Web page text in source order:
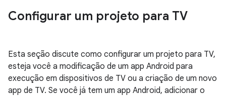
Configurar um projeto para TV
Esta seção discute como configurar um projeto para TV,
esteja você a modificação de um app Android para
execução em dispositivos de TV ou a criação de um novo
app de TV. Se você já tem um app Android, adicionar o